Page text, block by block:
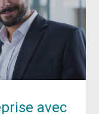
avec